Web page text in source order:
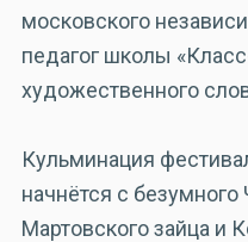
московского
педагог школы
художественного
Кульминация
начнётся с
Мартовского зайца и